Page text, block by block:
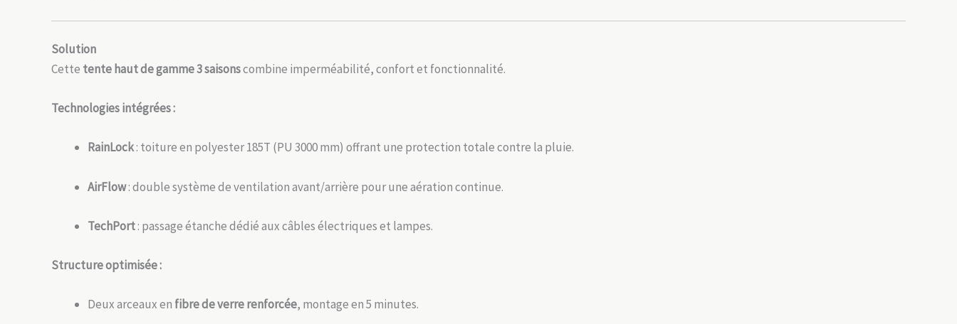
Solution
Cette tente haut de gamme 3 saisonscombine imperméabilité, confort et fonctionnalité.
Technologies intégrées :
RainLock: toiture en polyester 185T (PU 3000 mm) offrant une protection totale contre la pluie.
AirFlow: double système de ventilation avant/arrière pour une aération continue.
TechPort: passage étanche dédié aux câbles électriques et lampes.
Structure optimisée :
Deux arceaux en fibre de verre renforcée, montage en 5 minutes.